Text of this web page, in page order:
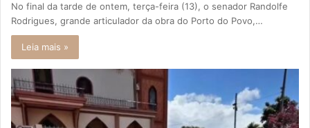
No final da tarde de ontem, terça-feira (13), o senador Randolfe
Rodrigues, grande articulador da obra do Porto do Povo,…
Leia mais »